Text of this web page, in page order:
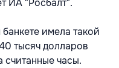
ИА "Росбалт".
имела такой
тысяч долларов
считанные часы.